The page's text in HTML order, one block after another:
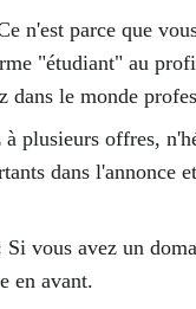
n'est parce que
"étudiant" au
dans le monde
à plusieurs offres,
dans l'annonce
Si vous avez un
en avant.